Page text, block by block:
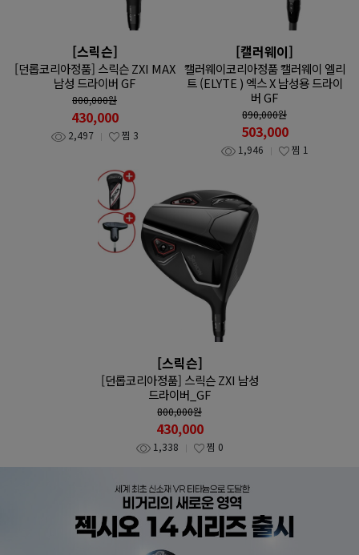
[스릭슨]
[던롭코리아정품] 스릭슨 ZXI MAX
남성 드라이버 GF
800,000원
430,000
2,497 찜 3
[캘러웨이]
캘러웨이코리아정품 캘러웨이 엘리
트 (ELYTE ) 엑스 X 남성용 드라이
버 GF
890,000원
503,000
1,946 찜 1
[스릭슨]
[던롭코리아정품] 스릭슨 ZXI 남성
드라이버_GF
800,000원
430,000
1,338 찜 0